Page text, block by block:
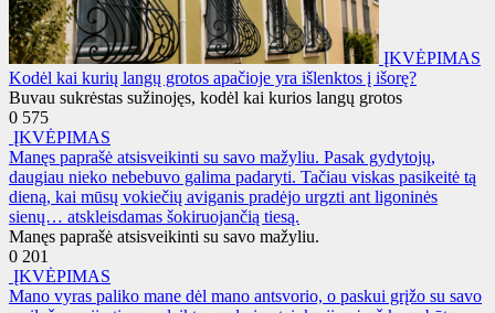
ĮKVĖPIMAS
Kodėl kai kurių langų grotos apačioje yra išlenktos į išorę?
Buvau sukrėstas sužinojęs, kodėl kai kurios langų grotos
0 575
ĮKVĖPIMAS
Manęs paprašė atsisveikinti su savo mažyliu. Pasak gydytojų,
daugiau nieko nebebuvo galima padaryti. Tačiau viskas pasikeitė tą
dieną, kai mūsų vokiečių aviganis pradėjo urgzti ant ligoninės
sienų… atskleisdamas šokiruojančią tiesą.
Manęs paprašė atsisveikinti su savo mažyliu.
0 201
ĮKVĖPIMAS
Mano vyras paliko mane dėl mano antsvorio, o paskui grįžo su savo